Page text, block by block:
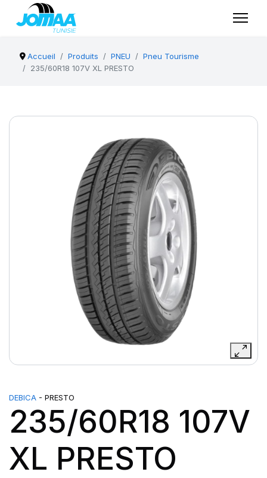
Accueil Produits PNEU
Pneu Tourisme
235/60R18 107V XL PRESTO
DEBICA - PRESTO
235/60R18 107V
XL PRESTO